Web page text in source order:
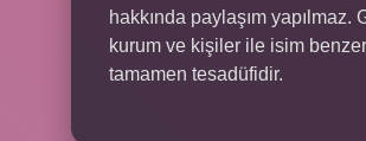
hakkında paylaşım yapılmaz.
kurum ve kişiler ile isim
tamamen tesadüfidir.